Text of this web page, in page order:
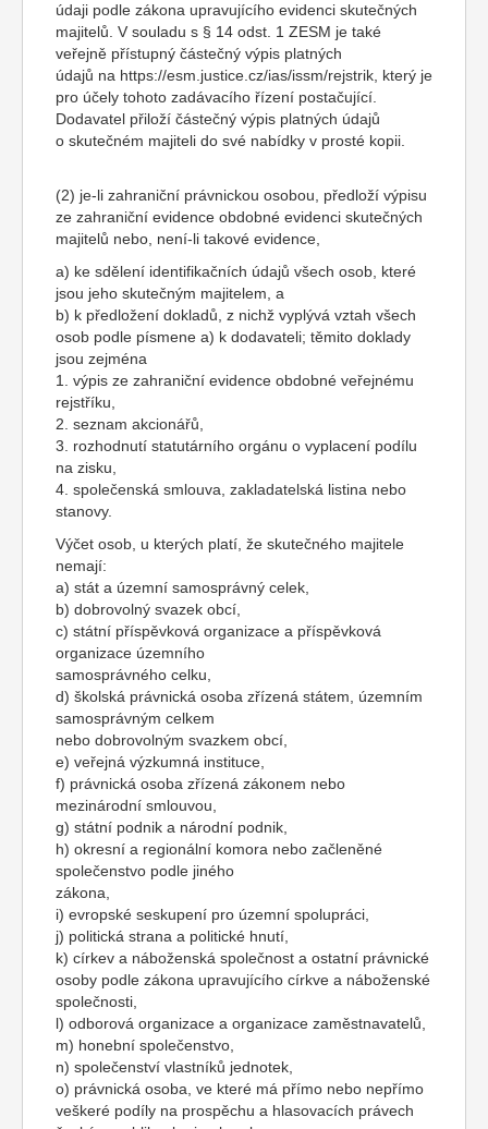
údaji podle zákona upravujícího evidenci skutečných
majitelů. V souladu s § 14 odst. 1 ZESM je také
veřejně přístupný částečný výpis platných
údajů na https://esm.justice.cz/ias/issm/rejstrik, který je
pro účely tohoto zadávacího řízení postačující.
Dodavatel přiloží částečný výpis platných údajů
o skutečném majiteli do své nabídky v prosté kopii.
(2) je-li zahraniční právnickou osobou, předloží výpisu
ze zahraniční evidence obdobné evidenci skutečných
majitelů nebo, není-li takové evidence,
a) ke sdělení identifikačních údajů všech osob, které
jsou jeho skutečným majitelem, a
b) k předložení dokladů, z nichž vyplývá vztah všech
osob podle písmene a) k dodavateli; těmito doklady
jsou zejména
1. výpis ze zahraniční evidence obdobné veřejnému
rejstříku,
2. seznam akcionářů,
3. rozhodnutí statutárního orgánu o vyplacení podílu
na zisku,
4. společenská smlouva, zakladatelská listina nebo
stanovy.
Výčet osob, u kterých platí, že skutečného majitele
nemají:
a) stát a územní samosprávný celek,
b) dobrovolný svazek obcí,
c) státní příspěvková organizace a příspěvková
organizace územního
samosprávného celku,
d) školská právnická osoba zřízená státem, územním
samosprávným celkem
nebo dobrovolným svazkem obcí,
e) veřejná výzkumná instituce,
f) právnická osoba zřízená zákonem nebo
mezinárodní smlouvou,
g) státní podnik a národní podnik,
h) okresní a regionální komora nebo začleněné
společenstvo podle jiného
zákona,
i) evropské seskupení pro územní spolupráci,
j) politická strana a politické hnutí,
k) církev a náboženská společnost a ostatní právnické
osoby podle zákona upravujícího církve a náboženské
společnosti,
l) odborová organizace a organizace zaměstnavatelů,
m) honební společenstvo,
n) společenství vlastníků jednotek,
o) právnická osoba, ve které má přímo nebo nepřímo
veškeré podíly na prospěchu a hlasovacích právech